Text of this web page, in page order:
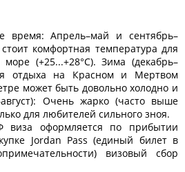
время: Апрель–май и сентябрь–
комфортная температура для
(+25...+28°C). Зима (декабрь–
отдыха на Красном и Мертвом
может быть довольно холодно и
Очень жарко (часто выше
для любителей сильного зноя.
виза оформляется по прибытии
Jordan Pass (единый билет в
визовый сбор